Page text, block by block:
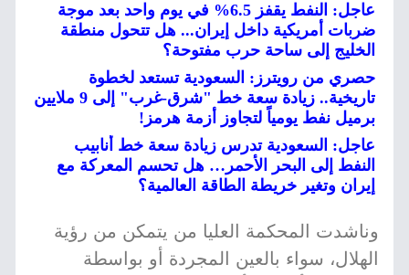
عاجل: النفط يقفز 6.5% في يوم واحد بعد موجة
ضربات أمريكية داخل إيران... هل تتحول منطقة
الخليج إلى ساحة حرب مفتوحة؟
حصري من رويترز: السعودية تستعد لخطوة
تاريخية.. زيادة سعة خط "شرق-غرب" إلى 9 ملايين
برميل نفط يومياً لتجاوز أزمة هرمز!
عاجل: السعودية تدرس زيادة سعة خط أنابيب
النفط إلى البحر الأحمر… هل تحسم المعركة مع
إيران وتغير خريطة الطاقة العالمية؟
وناشدت المحكمة العليا من يتمكن من رؤية
الهلال، سواء بالعين المجردة أو بواسطة